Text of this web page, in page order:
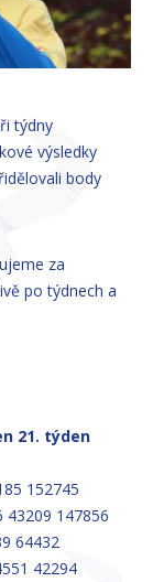
týdny
výsledky
body
za
po týdnech a
21. týden
152745
43209 147856
64432
42294